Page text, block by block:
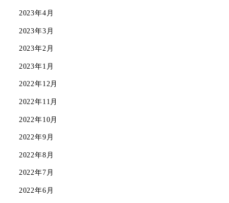
2023年4月
2023年3月
2023年2月
2023年1月
2022年12月
2022年11月
2022年10月
2022年9月
2022年8月
2022年7月
2022年6月